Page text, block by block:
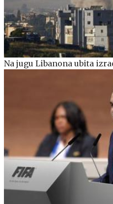
Na jugu Libanona ubita